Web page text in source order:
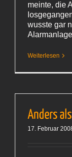
meinte, die
wusste gar
Weiterlesen
Anders
17. Februar